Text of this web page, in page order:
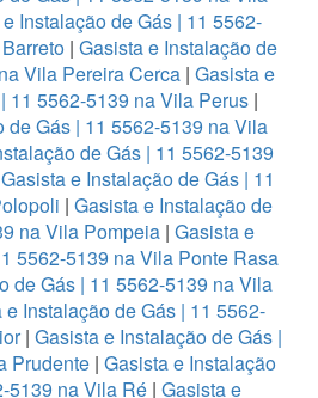
Instalação de Gás | 11 5562-
| Gasista e Instalação de
Vila Pereira Cerca | Gasista e
11 5562-5139 na Vila Perus|
de Gás | 11 5562-5139 na Vila
de Gás | 11 5562-5139
Gasista e Instalação de Gás | 11
| Gasista e Instalação de
na Vila Pompeia| Gasista e
5562-5139 na Vila Ponte Rasa
de Gás | 11 5562-5139 na Vila
e Instalação de Gás | 11 5562-
| Gasista e Instalação de Gás |
Prudente | Gasista e Instalação
5139 na Vila Ré | Gasista e